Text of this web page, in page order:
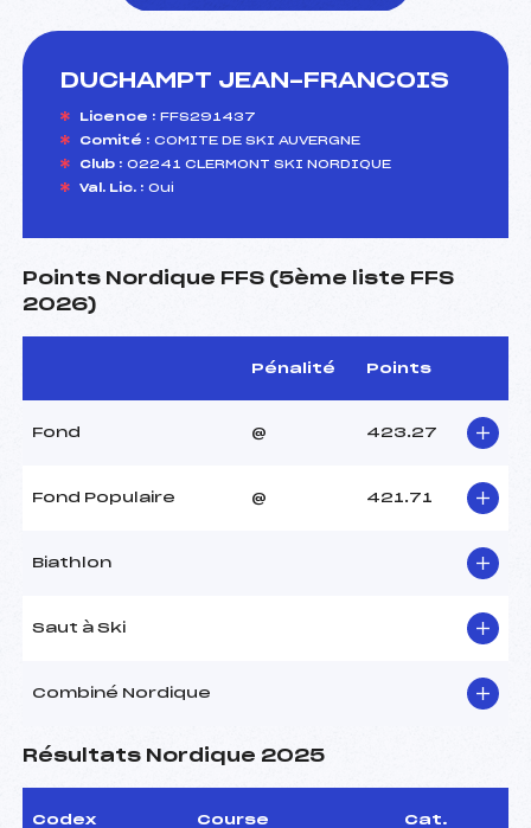
DUCHAMPT JEAN-FRANCOIS
Licence : FFS291437
Comité : COMITE DE SKI AUVERGNE
Club : 02241 CLERMONT SKI NORDIQUE
Val. Lic. : Oui
Points Nordique FFS (5ème liste FFS
2026)
Pénalité Points
Fond @ 423.27
Fond Populaire @ 421.71
Biathlon
Saut à Ski
Combiné Nordique
Résultats Nordique 2025
Codex Course Cat.